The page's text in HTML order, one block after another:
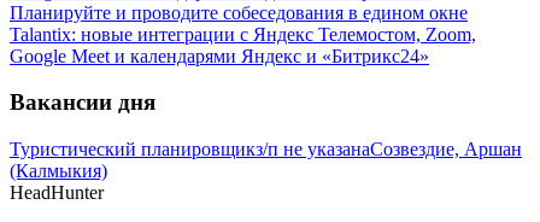
Планируйте и проводите собеседования в едином окне
Talantix: новые интеграции с Яндекс Телемостом, Zoom,
Google Meet и календарями Яндекс и «Битрикс24»
Вакансии дня
Туристический планировщикз/п не указанаСозвездие, Аршан
(Калмыкия)
HeadHunter